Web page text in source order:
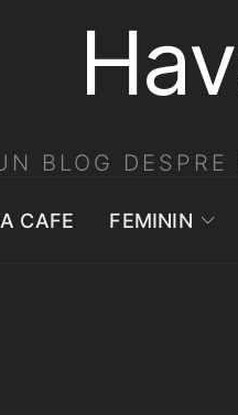
BLOG
CAFE FEMININ